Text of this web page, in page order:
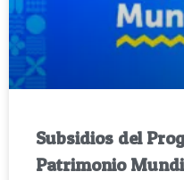
Subsidios del
Patrimonio